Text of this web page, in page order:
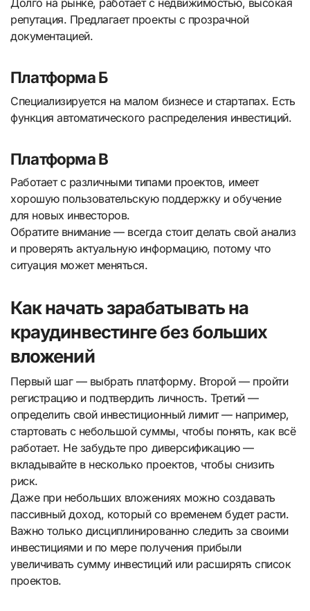
Долго на рынке, работает с недвижимостью, высокая
репутация. Предлагает проекты с прозрачной
документацией.
Платформа Б
Специализируется на малом бизнесе и стартапах. Есть
функция автоматического распределения инвестиций.
Платформа В
Работает с различными типами проектов, имеет
хорошую пользовательскую поддержку и обучение
для новых инвесторов.
Обратите внимание — всегда стоит делать свой анализ
и проверять актуальную информацию, потому что
ситуация может меняться.
Как начать зарабатывать на
краудинвестинге без больших
вложений
Первый шаг — выбрать платформу. Второй — пройти
регистрацию и подтвердить личность. Третий —
определить свой инвестиционный лимит — например,
стартовать с небольшой суммы, чтобы понять, как всё
работает. Не забудьте про диверсификацию —
вкладывайте в несколько проектов, чтобы снизить
риск.
Даже при небольших вложениях можно создавать
пассивный доход, который со временем будет расти.
Важно только дисциплинированно следить за своими
инвестициями и по мере получения прибыли
увеличивать сумму инвестиций или расширять список
проектов.